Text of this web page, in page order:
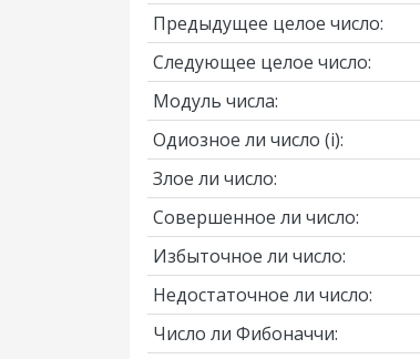
Предыдущее целое число:
Следующее целое число:
Модуль числа:
Одиозное ли число (i):
Злое ли число:
Совершенное ли число:
Избыточное ли число:
Недостаточное ли число:
Число ли Фибоначчи: